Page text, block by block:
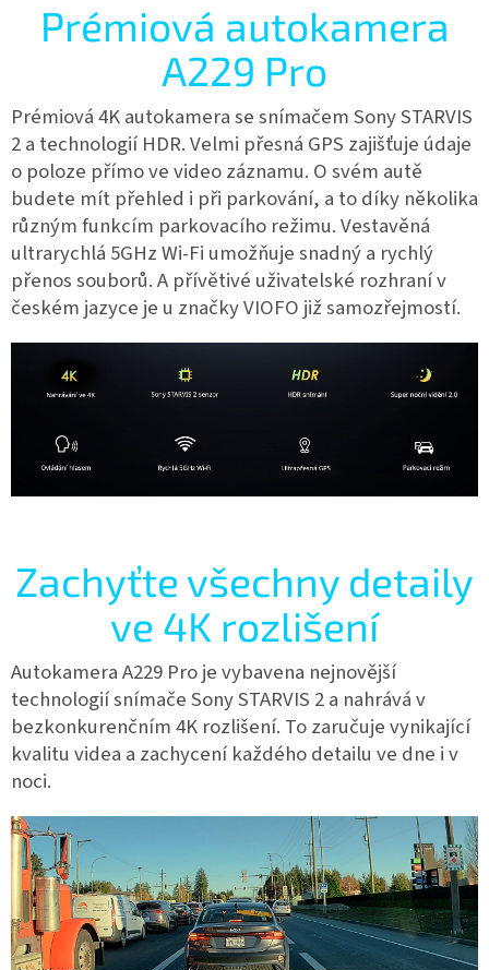
Prémiová autokamera
A229 Pro
Prémiová 4K autokamera se snímačem Sony STARVIS
2 a technologií HDR. Velmi přesná GPS zajišťuje údaje
o poloze přímo ve video záznamu. O svém autě
budete mít přehled i při parkování, a to díky několika
různým funkcím parkovacího režimu. Vestavěná
ultrarychlá 5GHz Wi-Fi umožňuje snadný a rychlý
přenos souborů. A přívětivé uživatelské rozhraní v
českém jazyce je u značky VIOFO již samozřejmostí.
Zachyťte všechny detaily
ve 4K rozlišení
AutokameraA229 Pro je vybavena nejnovější
technologií snímače Sony STARVIS 2 a nahrává v
bezkonkurenčním 4K rozlišení. To zaručuje vynikající
kvalitu videa a zachycení každého detailu ve dne i v
noci.